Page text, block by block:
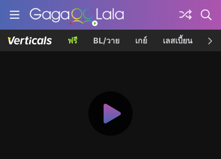
ฟรี BL/วาย เกย์ เลสเบี้ยน เค